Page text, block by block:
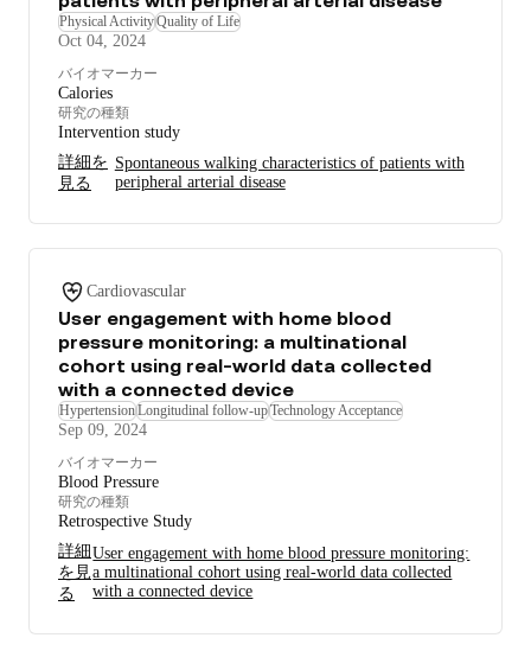
Physical ActivityQuality of Life
Oct 04, 2024
バイオマーカー
Calories
研究の種類
Intervention study
詳細を
見る
Spontaneous walking characteristics of patients with
peripheral arterial disease
Cardiovascular
User engagement with home blood
pressure monitoring: a multinational
cohort using real-world data collected
with a connected device
HypertensionLongitudinal follow-upTechnology Acceptance
Sep 09, 2024
バイオマーカー
Blood Pressure
研究の種類
Retrospective Study
詳細
を見
る
User engagement with home blood pressure monitoring:
a multinational cohort using real-world data collected
with a connected device